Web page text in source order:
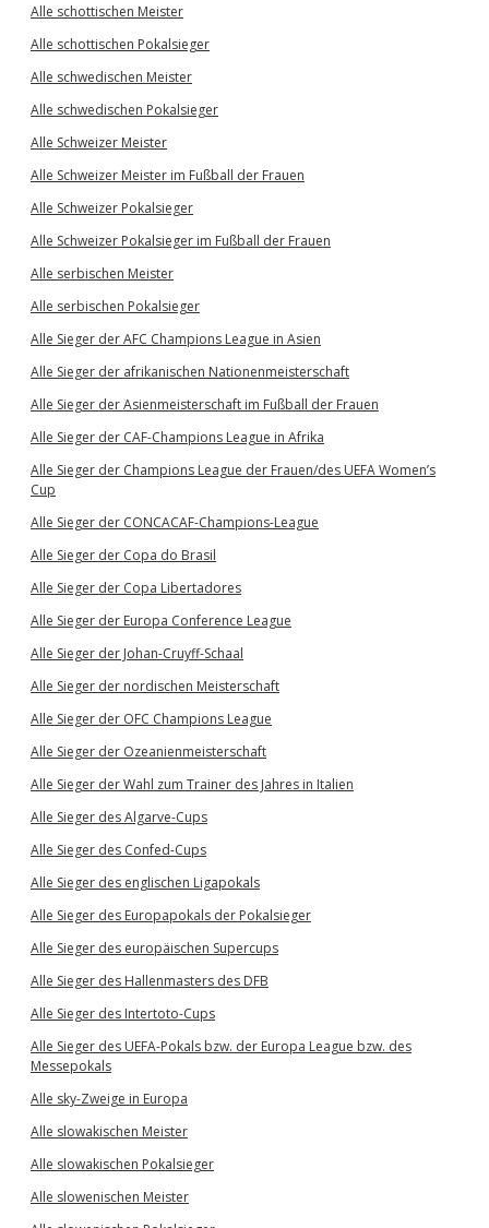
Alle schottischen Meister
Alle schottischen Pokalsieger
Alle schwedischen Meister
Alle schwedischen Pokalsieger
Alle Schweizer Meister
Alle Schweizer Meister im Fußball der Frauen
Alle Schweizer Pokalsieger
Alle Schweizer Pokalsieger im Fußball der Frauen
Alle serbischen Meister
Alle serbischen Pokalsieger
Alle Sieger der AFC Champions League in Asien
Alle Sieger der afrikanischen Nationenmeisterschaft
Alle Sieger der Asienmeisterschaft im Fußball der Frauen
Alle Sieger der CAF-Champions League in Afrika
Alle Sieger der Champions League der Frauen/des UEFA Women’s
Cup
Alle Sieger der CONCACAF-Champions-League
Alle Sieger der Copa do Brasil
Alle Sieger der Copa Libertadores
Alle Sieger der Europa Conference League
Alle Sieger der Johan-Cruyff-Schaal
Alle Sieger der nordischen Meisterschaft
Alle Sieger der OFC Champions League
Alle Sieger der Ozeanienmeisterschaft
Alle Sieger der Wahl zum Trainer des Jahres in Italien
Alle Sieger des Algarve-Cups
Alle Sieger des Confed-Cups
Alle Sieger des englischen Ligapokals
Alle Sieger des Europapokals der Pokalsieger
Alle Sieger des europäischen Supercups
Alle Sieger des Hallenmasters des DFB
Alle Sieger des Intertoto-Cups
Alle Sieger des UEFA-Pokals bzw. der Europa League bzw. des
Messepokals
Alle sky-Zweige in Europa
Alle slowakischen Meister
Alle slowakischen Pokalsieger
Alle slowenischen Meister